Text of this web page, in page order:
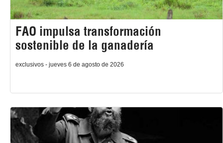
FAO impulsa transformación
sostenible de la ganadería
exclusivos - jueves 6 de agosto de 2026